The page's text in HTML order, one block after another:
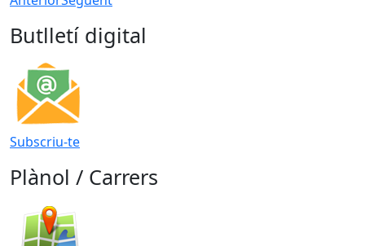
Butlletí digital
Subscriu-te
Plànol / Carrers